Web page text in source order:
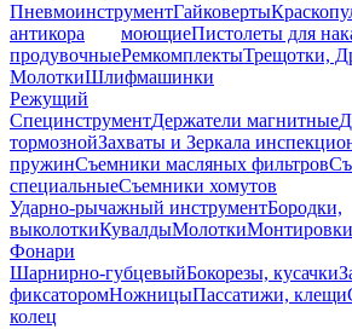
ПневмоинструментГайковерты
антикора
моющиеПистолеты для
продувочныеРемкомплектыТрещотки,
МолоткиШлифмашинки
Режущий
СпецинструментДержатели магнитные
тормознойЗахваты и Зеркала
пружинСъемники масляных фильтров
специальныеСъемники хомутов
Ударно-рычажный инструментБородки,
выколоткиКувалдыМолоткиМонтировки
Фонари
Шарнирно-губцевыйБокорезы, кусачки
фиксаторомНожницыПассатижи, клещи
колец